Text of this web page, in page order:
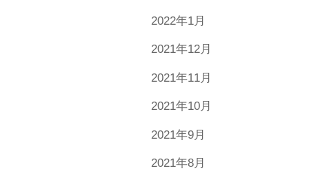
2022年1月
2021年12月
2021年11月
2021年10月
2021年9月
2021年8月